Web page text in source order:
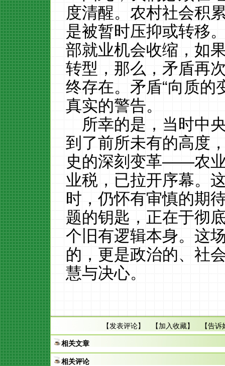
度清醒。农村社会积
是被暂时压抑或转移
部就业机会收缩，如
转型，那么，矛盾再
终存在。矛盾“向质的
真实的警告。
所幸的是，当时中
到了前所未有的高度
史的深刻变革——农
业税，已拉开序幕。
时，仍怀有审慎的期
题的钥匙，正在于彻
个旧有逻辑本身。这
的，更是政治的、社
慧与决心。
【发表评论】 【加入收藏】 【告诉
相关文章
相关评论